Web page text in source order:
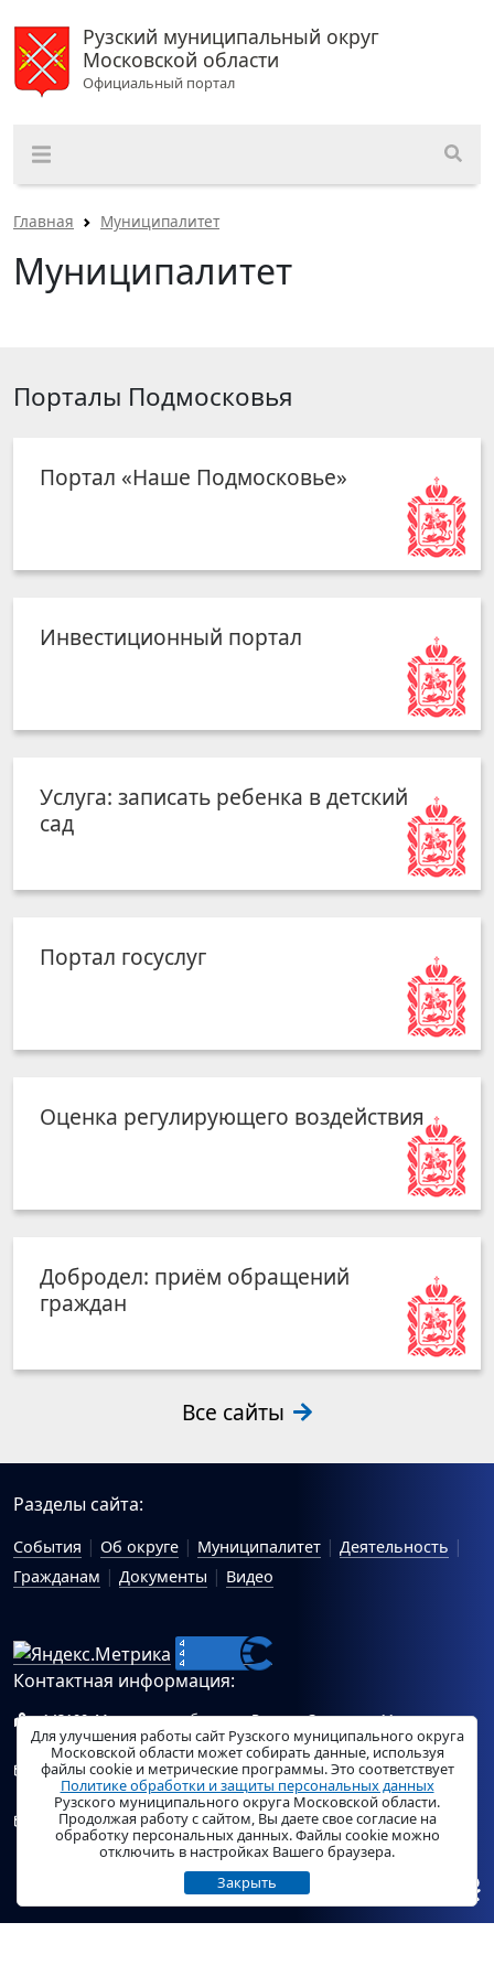
Рузский муниципальный округ
Московской области
Официальный портал
Главная Муниципалитет
Муниципалитет
Порталы Подмосковья
Портал «Наше Подмосковье»
Инвестиционный портал
Услуга: записать ребенка в детский
сад
Портал госуслуг
Оценка регулирующего воздействия
Добродел: приём обращений
граждан
Все сайты
Разделы сайта:
События Об округе Муниципалитет
Деятельность
Гражданам
Документы Видео
Контактная информация:
143100, Московская область, г.Руза, ул.Солнцева, 11
Схема проезда
Общий отдел Администрации Рузского муниципального
округа:ruza_region_ruza@mosreg.ru.
Отдел по работе с обращениями граждан Администрации
Рузского муниципального округа:ruza_og_argo@mosreg.ru
Для улучшения работы сайт Рузского муниципального округа
Московской области может собирать данные, используя
файлы cookie и метрические программы. Это соответствует
Политике обработки и защиты персональных данных
Рузского муниципального округа Московской области.
Продолжая работу с сайтом, Вы даете свое согласие на
обработку персональных данных. Файлы cookie можно
отключить в настройках Вашего браузера.
Закрыть